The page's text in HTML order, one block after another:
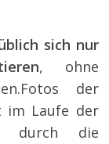
sich nur
, ohne
der
im Laufe der
durch die